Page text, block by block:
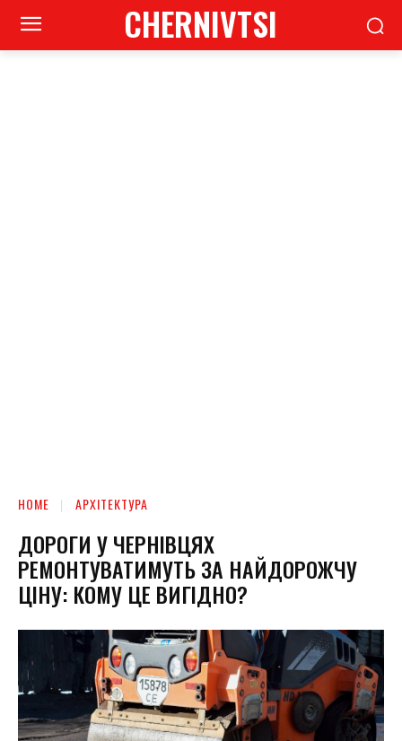
CHERNIVTSI
HOME АРХІТЕКТУРА
ДОРОГИ У ЧЕРНІВЦЯХ
РЕМОНТУВАТИМУТЬ ЗА НАЙДОРОЖЧУ
ЦІНУ: КОМУ ЦЕ ВИГІДНО?